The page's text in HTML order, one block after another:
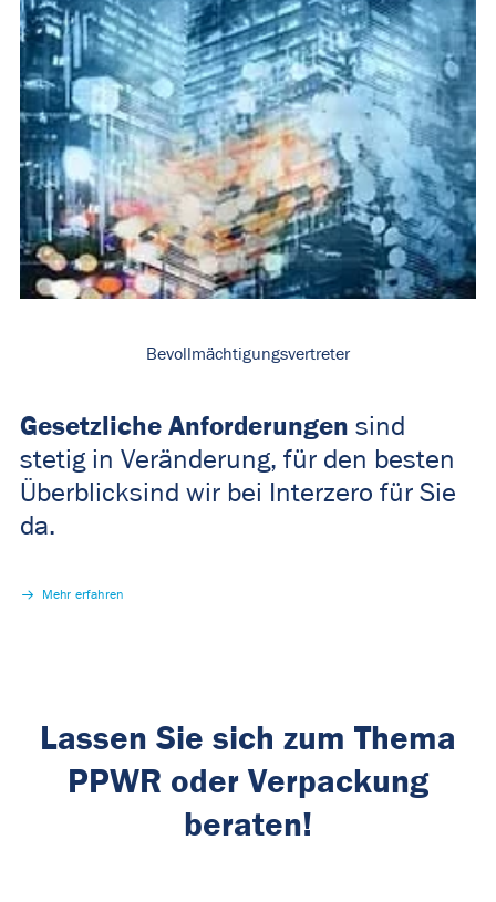
Bevollmächtigungsvertreter
Gesetzliche Anforderungen sind
stetig in Veränderung, für den besten
Überblicksind wir bei Interzero für Sie
da.
Mehr erfahren
Lassen Sie sich zum Thema
PPWR oder Verpackung
beraten!